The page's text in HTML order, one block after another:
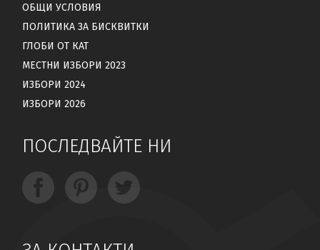
ОБЩИ УСЛОВИЯ
ПОЛИТИКА ЗА БИСКВИТКИ
ГЛОБИ ОТ КАТ
МЕСТНИ ИЗБОРИ 2023
ИЗБОРИ 2024
ИЗБОРИ 2026
ПОСЛЕДВАЙТЕ НИ